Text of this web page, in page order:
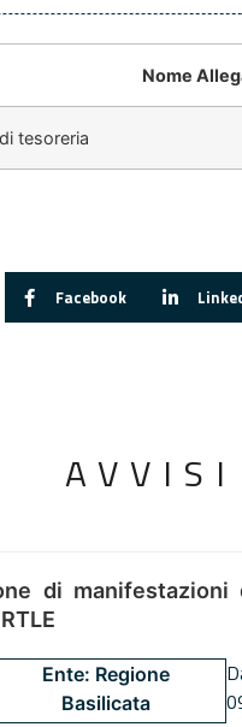
Nome
tesoreria
Facebook
di
Ente: Regione
Basilicata